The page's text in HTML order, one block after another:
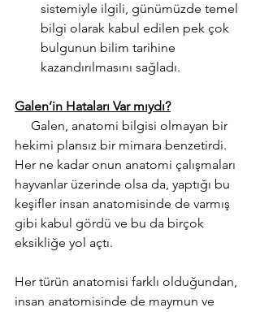
sistemiyle ilgili, günümüzde temel
bilgi olarak kabul edilen pek çok
bulgunun bilim tarihine
kazandırılmasını sağladı.
Galen’in Hataları Var mıydı?
hekimi plansız bir mimara benzetirdi.
Her ne kadar onun anatomi çalışmaları
hayvanlar üzerinde olsa da, yaptığı bu
keşifler insan anatomisinde de varmış
gibi kabul gördü ve bu da birçok
eksikliğe yol açtı.
Her türün anatomisi farklı olduğundan,
insan anatomisinde de maymun ve